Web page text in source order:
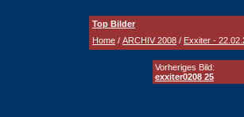
Top Bilder
Home / ARCHIV 2008 / Exxiter -
Vorheriges Bild:
exxiter0208 25